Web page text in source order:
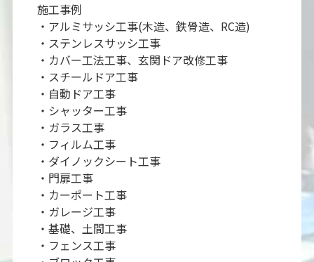
施工事例
・アルミサッシ工事(木造、鉄骨造、RC造)
・ステンレスサッシ工事
・カバー工法工事、玄関ドア改修工事
・スチールドア工事
・自動ドア工事
・シャッター工事
・ガラス工事
・フィルム工事
・ダイノックシート工事
・門扉工事
・カーポート工事
・ガレージ工事
・基礎、土間工事
・フェンス工事